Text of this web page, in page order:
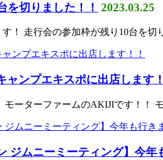
を切りました！！ 2023.03.25
！ 走行会の参加枠が残り10台を
ャンプエキスポに出店します
モーターファームのAKIJIです！！
ジムニーミーティング】今年